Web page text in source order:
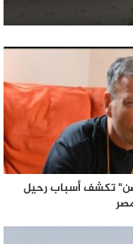
صن" تكشف أسباب رحيل